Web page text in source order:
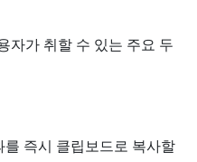
자가 취할 수 있는 주요 두
즉시 클립보드로 복사할